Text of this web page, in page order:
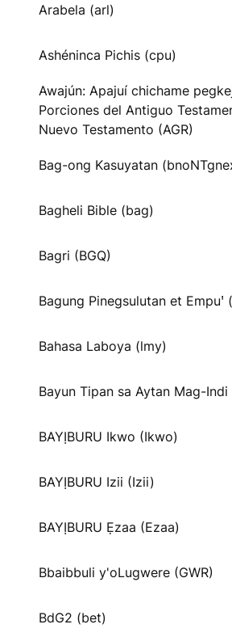
Arabela (arl)
Ashéninca Pichis (cpu)
Awajún: Apajuí chichame
Porciones del Antiguo
Nuevo Testamento (AGR)
Bag-ong Kasuyatan
Bagheli Bible (bag)
Bagri (BGQ)
Bagung Pinegsulutan et Empuꞌ
Bahasa Laboya (lmy)
Bayun Tipan sa Aytan Mag-Indi
BAYỊBURU Ikwo (Ikwo)
BAYỊBURU Izii (Izii)
BAYỊBURU Ẹzaa (Ezaa)
Bbaibbuli y'oLugwere (GWR)
BdG2 (bet)